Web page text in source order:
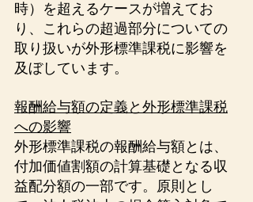
時）を超えるケースが増えてお
り、これらの超過部分についての
取り扱いが外形標準課税に影響を
及ぼしています​。
報酬給与額の定義と外形標準課税
への影響
外形標準課税の報酬給与額とは、
付加価値割額の計算基礎となる収
益配分額の一部です。原則とし